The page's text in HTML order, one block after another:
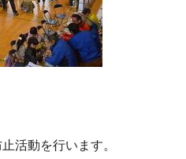
活動を行います。